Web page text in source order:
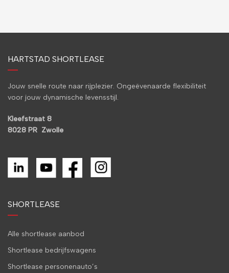
HARTSTAD SHORTLEASE
Jouw snelle route naar rijplezier. Ongeëvenaarde flexibiliteit
voor jouw dynamische levensstijl.
Kleefstraat 8
8028 PR Zwolle
SHORTLEASE
Alle shortlease aanbod
Shortlease bedrijfswagens
Shortlease personenauto’s